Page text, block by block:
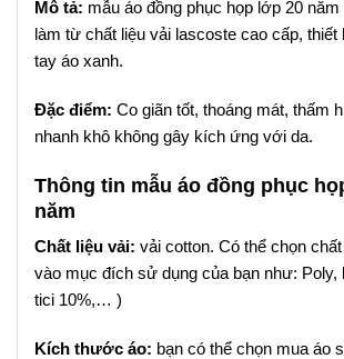
Mô tả: mẫu áo đồng phục họp lớp 20
làm từ chất liệu vải lascoste cao cấp, thiết
tay áo xanh.
Đặc điểm: Co giãn tốt, thoáng mát, thấm
nhanh khô không gây kích ứng với da.
Thông tin mẫu áo đồng phục
năm
Chất liệu vải: vải cotton. Có thể chọn
vào mục đích sử dụng của bạn như: Poly,
tici 10%,… )
Kích thước áo: bạn có thể chọn mua áo